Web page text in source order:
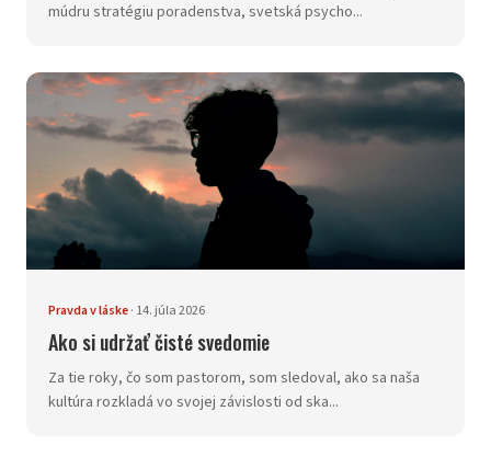
múdru stratégiu poradenstva, svetská psycho...
Pravda v láske· 14. júla 2026
Ako si udržať čisté svedomie
Za tie roky, čo som pastorom, som sledoval, ako sa naša
kultúra rozkladá vo svojej závislosti od ska...